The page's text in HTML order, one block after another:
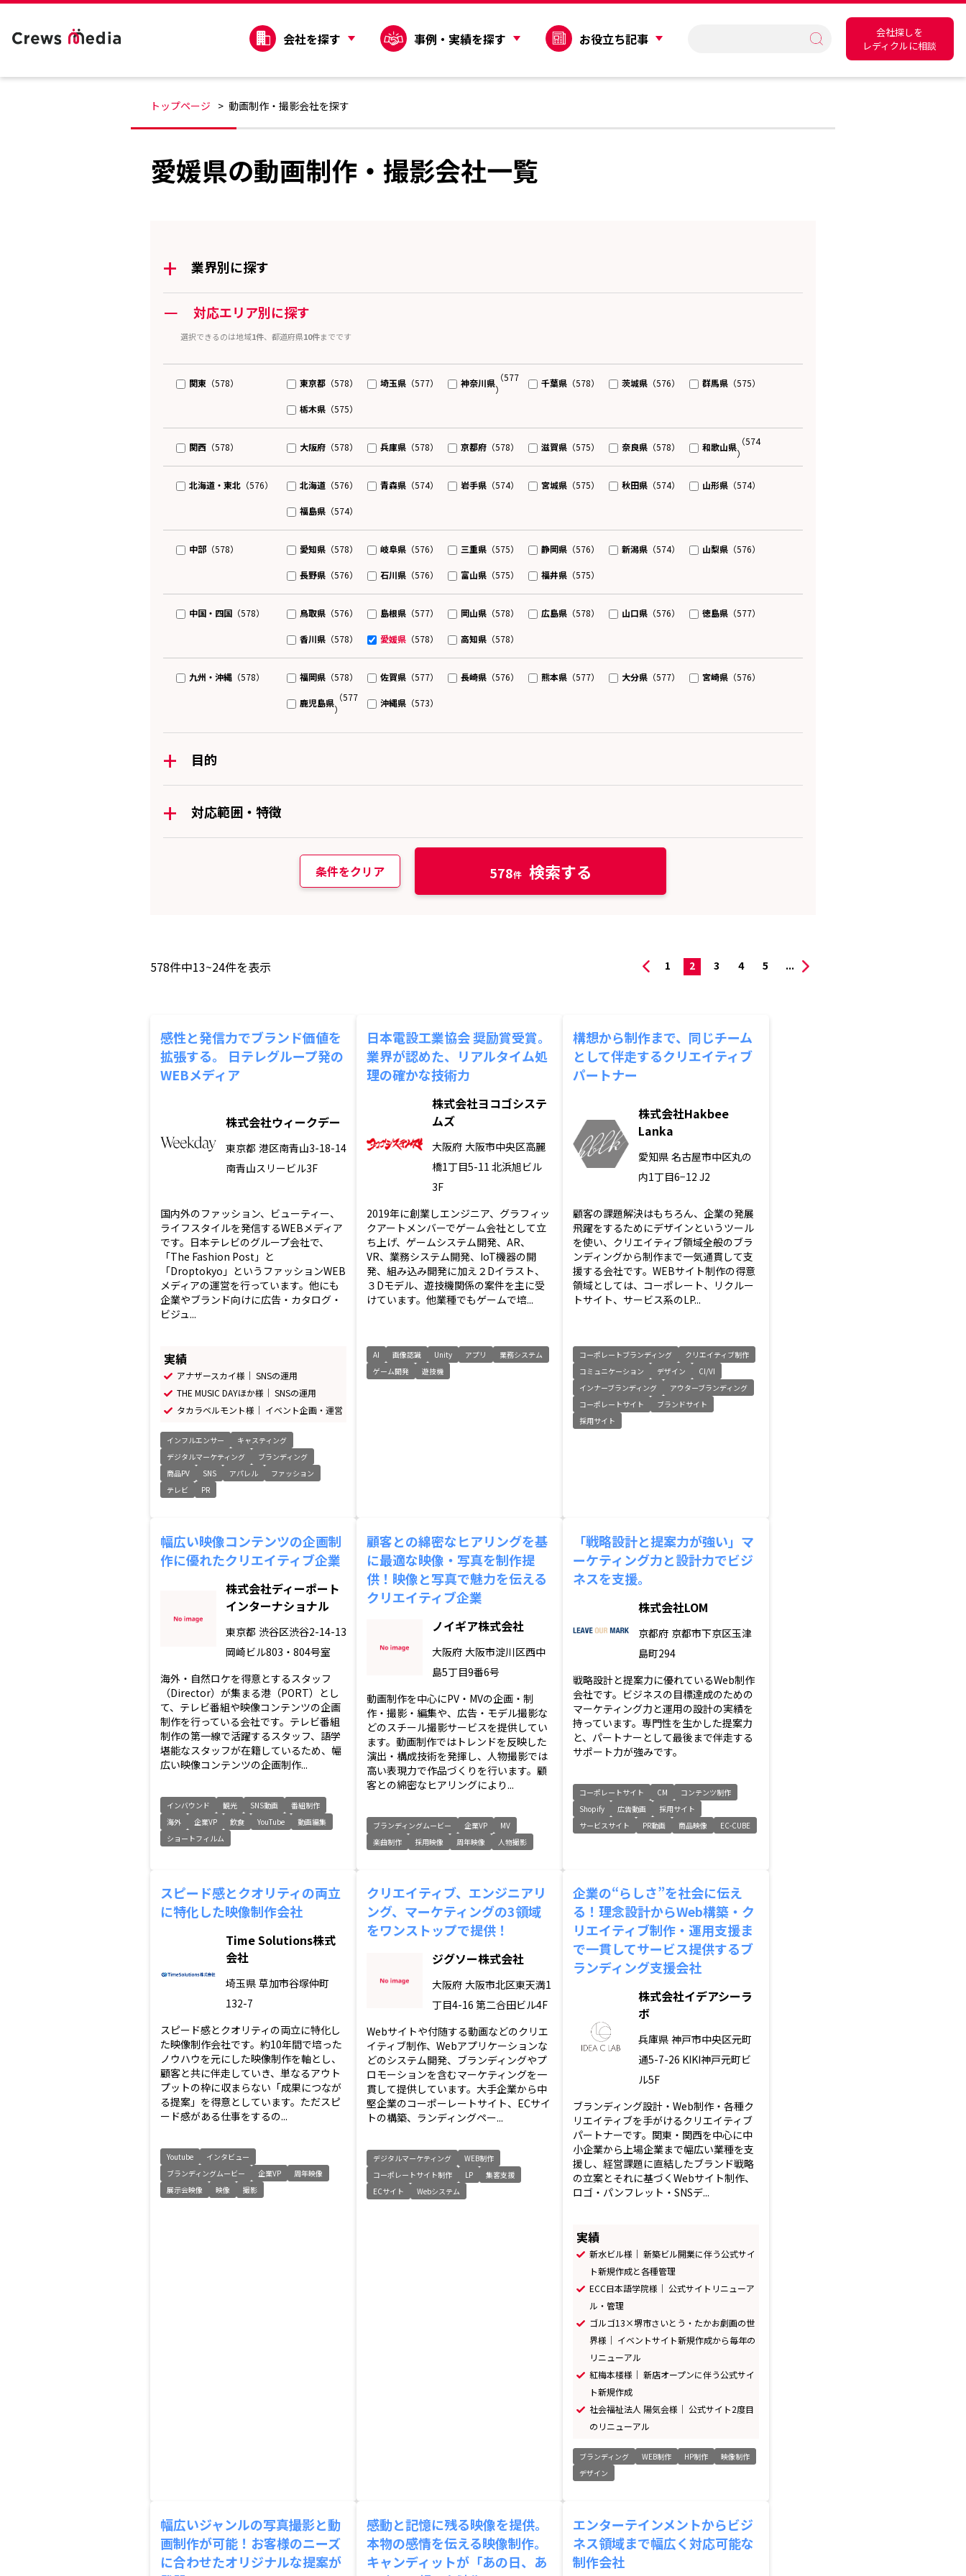
会社を探す 事例・実績を探す お役立ち記事
会社探しを
レディクルに相談
トップページ 動画制作・撮影会社を探す
愛媛県の動画制作・撮影会社一覧
+ 業界別に探す
ー 対応エリア別に探す
選択できるのは地域1件、都道府県10件までです
関東 （578） 東京都（578） 埼玉県（577） 神奈川県 （577
）
千葉県（578） 茨城県（576） 群馬県（575）
栃木県（575）
関西 （578） 大阪府（578） 兵庫県（578） 京都府（578） 滋賀県（575） 奈良県（578） 和歌山県 （574
）
北海道・東北 （576） 北海道（576） 青森県（574） 岩手県（574） 宮城県（575） 秋田県（574） 山形県（574）
福島県（574）
中部 （578） 愛知県（578） 岐阜県（576） 三重県（575） 静岡県（576） 新潟県（574） 山梨県（576）
長野県（576） 石川県（576） 富山県（575） 福井県（575）
中国・四国 （578） 鳥取県（576） 島根県（577） 岡山県（578） 広島県（578） 山口県（576） 徳島県（577）
香川県（578） 愛媛県（578） 高知県（578）
九州・沖縄 （578） 福岡県（578） 佐賀県（577） 長崎県（576） 熊本県（577） 大分県（577） 宮崎県（576）
鹿児島県 （577
）
沖縄県（573）
+ 目的
+ 対応範囲・特徴
条件をクリア 578 検索する
578件中13~24件を表示 1 2 3 4 5 ...
感性と発信力でブランド価値を
拡張する。 日テレグループ発の
WEBメディア
株式会社ウィークデー
東京都 港区南青山3-18-14
南青山スリービル3F
国内外のファッション、ビューティー、
ライフスタイルを発信するWEBメディア
です。日本テレビのグループ会社で、
「The Fashion Post」と
「Droptokyo」というファッションWEB
メディアの運営を行っています。他にも
企業やブランド向けに広告・カタログ・
ビジュ...
実績
アナザースカイ様｜ SNSの運用
THE MUSIC DAYほか様｜ SNSの運用
タカラベルモント様｜ イベント企画・運営
インフルエンサー
キャスティング
デジタルマーケティング
ブランディング
商品PV
SNS アパレル
ファッション
テレビ
PR
日本電設工業協会 奨励賞受賞。
業界が認めた、リアルタイム処
理の確かな技術力
株式会社ヨコゴシステ
ムズ
大阪府 大阪市中央区高麗
橋1丁目5-11 北浜旭ビル
3F
2019年に創業しエンジニア、グラフィッ
クアートメンバーでゲーム会社として立
ち上げ、ゲームシステム開発、AR、
VR、業務システム開発、IoT機器の開
発、組み込み開発に加え２Dイラスト、
３Dモデル、遊技機関係の案件を主に受
けています。他業種でもゲームで培...
AI 画像認識 Unity アプリ
業務システム
ゲーム開発
遊技機
構想から制作まで、同じチーム
として伴走するクリエイティブ
パートナー
株式会社Hakbee
Lanka
愛知県 名古屋市中区丸の
内1丁目6−12 J2
顧客の課題解決はもちろん、企業の発展
飛躍をするためにデザインというツール
を使い、クリエイティブ領域全般のブラ
ンディングから制作まで一気通貫して支
援する会社です。WEBサイト制作の得意
領域としては、コーポレート、リクルー
トサイト、サービス系のLP...
コーポレートブランディング
クリエイティブ制作
コミュニケーション
デザイン
CI/VI
インナーブランディング
アウターブランディング
コーポレートサイト
ブランドサイト
採用サイト
幅広い映像コンテンツの企画制
作に優れたクリエイティブ企業
株式会社ディーポート
インターナショナル
東京都 渋谷区渋谷2-14-13
岡崎ビル803・804号室
海外・自然ロケを得意とするスタッフ
（Director）が集まる港（PORT）とし
て、テレビ番組や映像コンテンツの企画
制作を行っている会社です。テレビ番組
制作の第一線で活躍するスタッフ、語学
堪能なスタッフが在籍しているため、幅
広い映像コンテンツの企画制作...
インバウンド 観光 SNS動画
番組制作
海外
企業VP 飲食 YouTube
動画編集
ショートフィルム
顧客との綿密なヒアリングを基
に最適な映像・写真を制作提
供！映像と写真で魅力を伝える
クリエイティブ企業
ノイギア株式会社
大阪府 大阪市淀川区西中
島5丁目9番6号
動画制作を中心にPV・MVの企画・制
作・撮影・編集や、広告・モデル撮影な
どのスチール撮影サービスを提供してい
ます。動画制作ではトレンドを反映した
演出・構成技術を発揮し、人物撮影では
高い表現力で作品づくりを行います。顧
客との綿密なヒアリングにより...
ブランディングムービー 企業VP
MV
楽曲制作
採用映像 周年映像 人物撮影
「戦略設計と提案力が強い」マ
ーケティング力と設計力でビジ
ネスを支援。
株式会社LOM
京都府 京都市下京区玉津
島町294
戦略設計と提案力に優れているWeb制作
会社です。ビジネスの目標達成のための
マーケティング力と運用の設計の実績を
持っています。専門性を生かした提案力
と、パートナーとして最後まで伴走する
サポート力が強みです。
コーポレートサイト CM
コンテンツ制作
Shopify
広告動画
採用サイト
サービスサイト
PR動画 商品映像 EC-CUBE
スピード感とクオリティの両立
に特化した映像制作会社
Time Solutions株式
会社
埼玉県 草加市谷塚仲町
132-7
スピード感とクオリティの両立に特化し
た映像制作会社です。約10年間で培った
ノウハウを元にした映像制作を軸とし、
顧客と共に伴走していき、単なるアウト
プットの枠に収まらない「成果につなが
る提案」を得意としています。ただスピ
ード感がある仕事をするの...
Youtube
インタビュー
ブランディングムービー
企業VP
周年映像
展示会映像
映像 撮影
クリエイティブ、エンジニアリ
ング、マーケティングの3領域
をワンストップで提供！
ジグソー株式会社
大阪府 大阪市北区東天満1
丁目4-16 第二合田ビル4F
Webサイトや付随する動画などのクリエ
イティブ制作、Webアプリケーションな
どのシステム開発、ブランディングやプ
ロモーションを含むマーケティングを一
貫して提供しています。大手企業から中
堅企業のコーポーレートサイト、ECサイ
トの構築、ランディングペー...
デジタルマーケティング
WEB制作
コーポレートサイト制作
LP
集客支援
ECサイト
Webシステム
企業の“らしさ”を社会に伝え
る！理念設計からWeb構築・ク
リエイティブ制作・運用支援ま
で一貫してサービス提供するブ
ランディング支援会社
株式会社イデアシーラ
ボ
兵庫県 神戸市中央区元町
通5-7-26 KIKI神戸元町ビ
ル5F
ブランディング設計・Web制作・各種ク
リエイティブを手がけるクリエイティブ
パートナーです。関東・関西を中心に中
小企業から上場企業まで幅広い業種を支
援し、経営課題に直結したブランド戦略
の立案とそれに基づくWebサイト制作、
ロゴ・パンフレット・SNSデ...
実績
新水ビル様｜ 新築ビル開業に伴う公式サイ
ト新規作成と各種管理
ECC日本語学院様｜ 公式サイトリニューア
ル・管理
ゴルゴ13×堺市さいとう・たかお劇画の世
界様｜ イベントサイト新規作成から毎年の
リニューアル
紅梅本楼様｜ 新店オープンに伴う公式サイ
ト新規作成
社会福祉法人 陽気会様｜ 公式サイト2度目
のリニューアル
ブランディング WEB制作 HP制作
映像制作
デザイン
幅広いジャンルの写真撮影と動
画制作が可能！お客様のニーズ
に合わせたオリジナルな提案が
感動と記憶に残る映像を提供。
本物の感情を伝える映像制作。
キャンディットが「あの日、あ
エンターテインメントからビジ
ネス領域まで幅広く対応可能な
制作会社